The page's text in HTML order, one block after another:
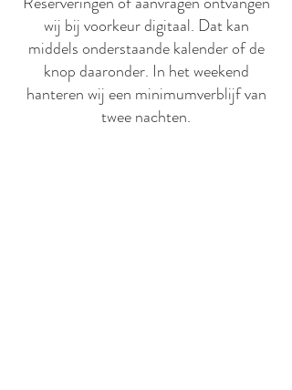
wij bij voorkeur digitaal. Dat kan
middels onderstaande kalender of de
knop daaronder. In het weekend
hanteren wij een minimumverblijf van
twee nachten.